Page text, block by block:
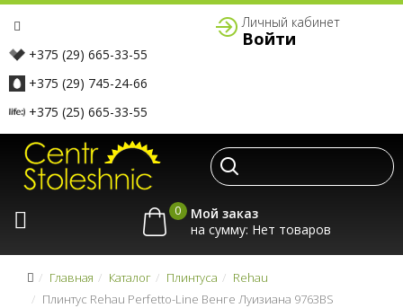
+375 (29) 665-33-55
+375 (29) 745-24-66
+375 (25) 665-33-55
Личный кабинет
Войти
0
Мой заказ
на сумму:
Главная Каталог Плинтуса
Rehau
Плинтус Rehau Perfetto-Line Венге Луизиана 9763BS